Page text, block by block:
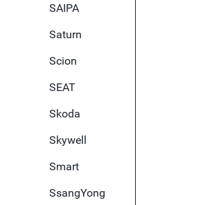
SAIPA
Saturn
Scion
SEAT
Skoda
Skywell
Smart
SsangYong